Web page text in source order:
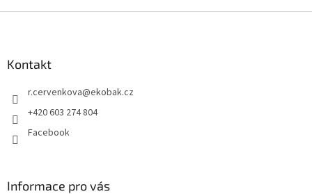
Kontakt
r.cervenkova@ekobak.cz
+420 603 274 804
Facebook
Informace pro vás